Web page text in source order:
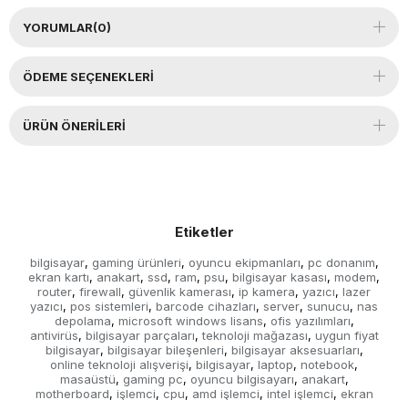
YORUMLAR(0)
ÖDEME SEÇENEKLERI
ÜRÜN ÖNERILERI
Etiketler
bilgisayar, gaming ürünleri, oyuncu ekipmanları, pc donanım,
ekran kartı, anakart, ssd, ram, psu, bilgisayar kasası, modem,
router, firewall, güvenlik kamerası, ip kamera, yazıcı, lazer
yazıcı, pos sistemleri, barcode cihazları, server, sunucu, nas
depolama, microsoft windows lisans, ofis yazılımları,
antivirüs, bilgisayar parçaları, teknoloji mağazası, uygun fiyat
bilgisayar, bilgisayar bileşenleri, bilgisayar aksesuarları,
online teknoloji alışverişi, bilgisayar, laptop, notebook,
masaüstü, gaming pc, oyuncu bilgisayarı, anakart,
motherboard, işlemci, cpu, amd işlemci, intel işlemci, ekran